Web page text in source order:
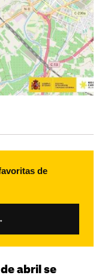
de
abril se